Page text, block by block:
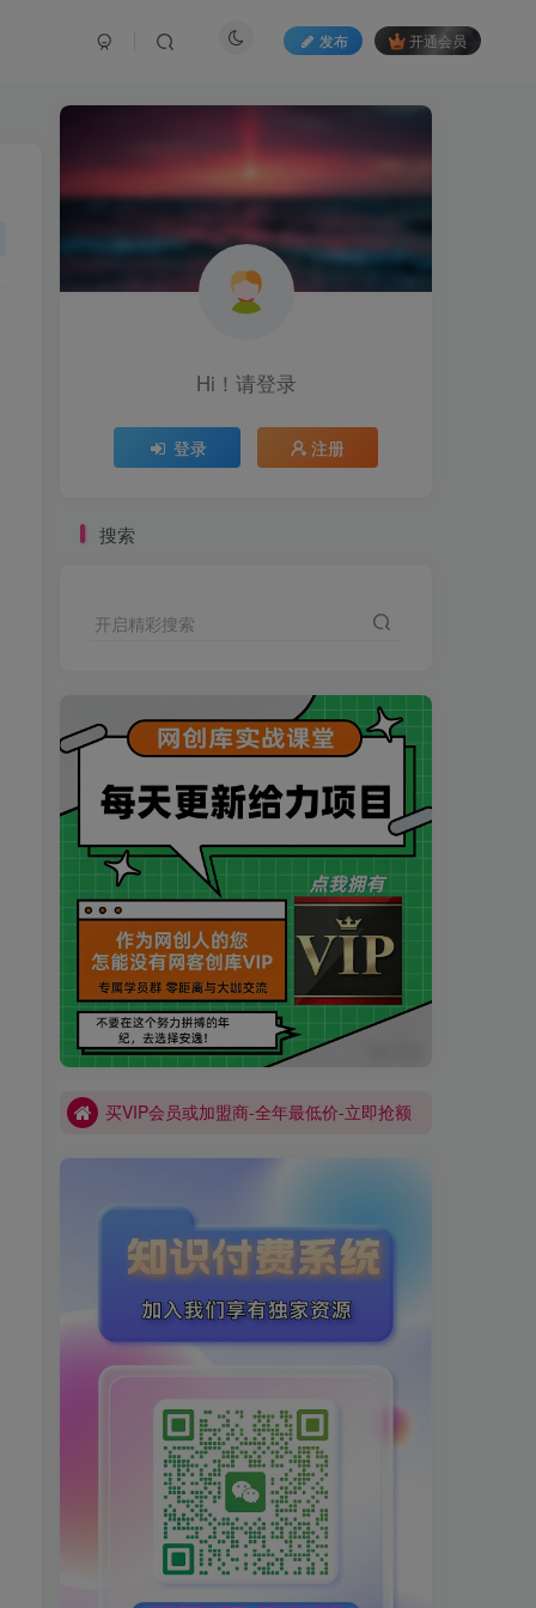
发布 开通会员
Hi！请登录
登录 注册
搜索
开启精彩搜索
买VIP会员或加盟商-全年最低价-立即抢额
网创库-限时优惠 别错过!
买VIP会员或加盟商-全年最低价-立即抢额
网创库-限时优惠 别错过!